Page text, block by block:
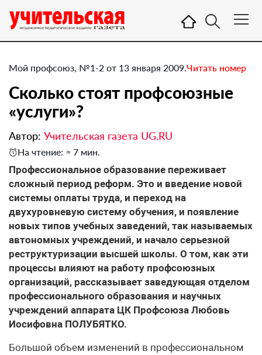
Мой профсоюз, №1-2 от 13 января 2009.Читать номер
Сколько стоят профсоюзные
«услуги»?
Автор: Учительская газета UG.RU
На чтение: ≈ 7 мин.
Профессиональное образование переживает
сложный период реформ. Это и введение новой
системы оплаты труда, и переход на
двухуровневую систему обучения, и появление
новых типов учебных заведений, так называемых
автономных учреждений, и начало серьезной
реструктуризации высшей школы. О том, как эти
процессы влияют на работу профсоюзных
организаций, рассказывает заведующая отделом
профессионального образования и научных
учреждений аппарата ЦК Профсоюза Любовь
Иосифовна ПОЛУБЯТКО.
Большой объем изменений в профессиональном